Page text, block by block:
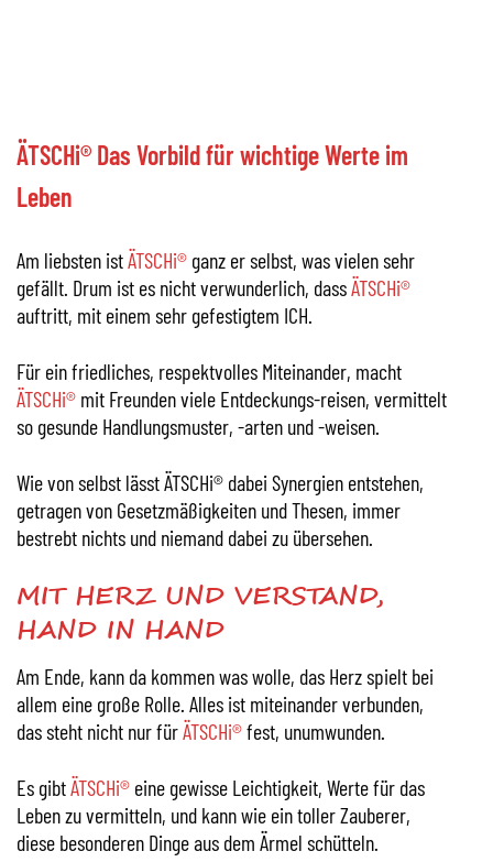
ÄTSCHi® Das Vorbild für wichtige Werte im
Leben
Am liebsten istÄTSCHi® ganz er selbst, was vielen sehr
gefällt. Drum ist es nicht verwunderlich, dassÄTSCHi®
auftritt, mit einem sehr gefestigtem ICH.
Für ein friedliches, respektvolles Miteinander, macht
ÄTSCHi® mit Freunden viele Entdeckungs-reisen, vermittelt
so gesunde Handlungsmuster, -arten und -weisen.
Wie von selbst lässt ÄTSCHi® dabei Synergien entstehen,
getragen von Gesetzmäßigkeiten und Thesen, immer
bestrebt nichts und niemand dabei zu übersehen.
MIT HERZ UND VERSTAND,
HAND IN HAND
Am Ende, kann da kommen was wolle, das Herz spielt bei
allem eine große Rolle. Alles ist miteinander verbunden,
das steht nicht nur fürÄTSCHi®fest, unumwunden.
Es gibtÄTSCHi® eine gewisse Leichtigkeit, Werte für das
Leben zu vermitteln, und kann wie ein toller Zauberer,
diese besonderen Dinge aus dem Ärmel schütteln.